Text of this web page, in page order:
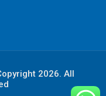
2026. All